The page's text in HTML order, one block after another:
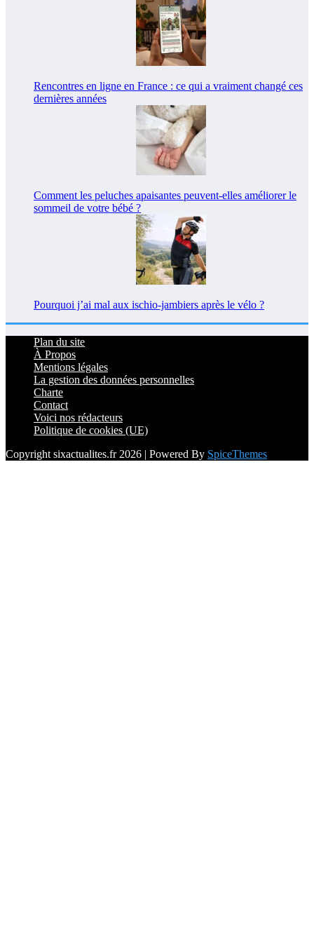
Rencontres en ligne en France : ce qui a vraiment changé ces
dernières années
Comment les peluches apaisantes peuvent-elles améliorer le
sommeil de votre bébé ?
Pourquoi j’ai mal aux ischio-jambiers après le vélo ?
Plan du site
À Propos
Mentions légales
La gestion des données personnelles
Charte
Contact
Voici nos rédacteurs
Politique de cookies (UE)
Copyright sixactualites.fr 2026 | Powered By SpiceThemes